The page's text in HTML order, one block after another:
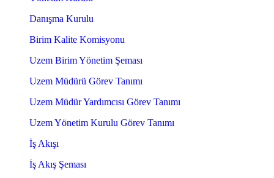
Danışma Kurulu
Birim Kalite Komisyonu
Uzem Birim Yönetim Şeması
Uzem Müdürü Görev Tanımı
Uzem Müdür Yardımcısı Görev Tanımı
Uzem Yönetim Kurulu Görev Tanımı
İş Akışı
İş Akış Şeması